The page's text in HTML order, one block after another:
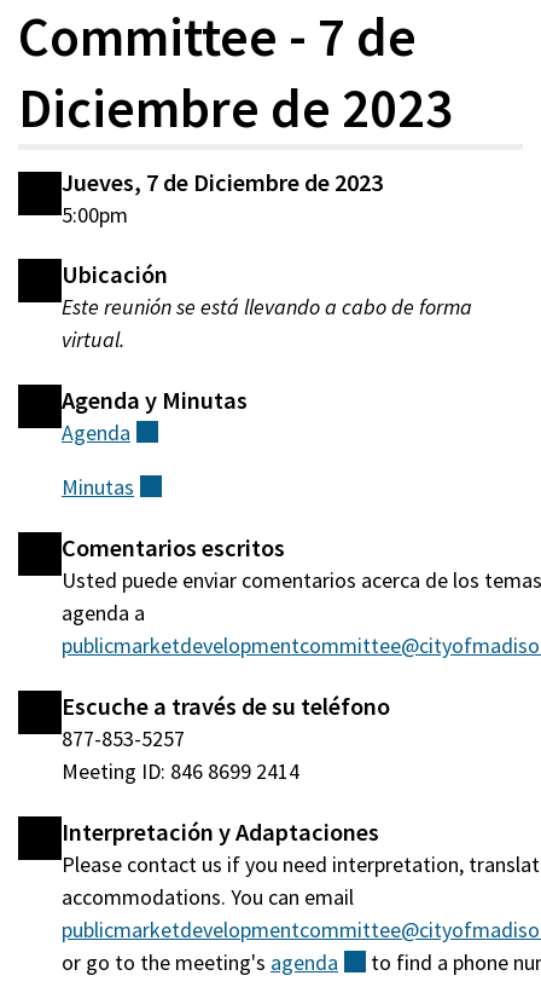
Committee - 7 de
Diciembre de 2023
Jueves, 7 de Diciembre de 2023
5:00pm
Ubicación
Este reunión se está llevando a cabo de forma
virtual.
Agenda y Minutas
Agenda
Minutas
Comentarios escritos
Usted puede enviar comentarios acerca de los
agenda a
Escuche a través de su teléfono
877-853-5257
Meeting ID: 846 8699 2414
Interpretación y Adaptaciones
Please contact us if you need interpretation,
accommodations. You can email
or go to the meeting's agenda (externo)
to find a phone